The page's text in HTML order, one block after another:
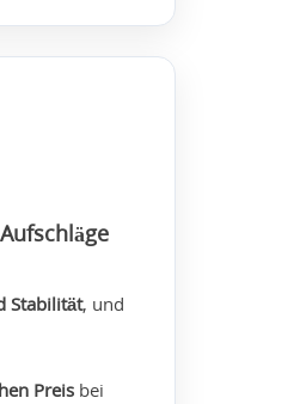
Stabilität, und
Preis bei